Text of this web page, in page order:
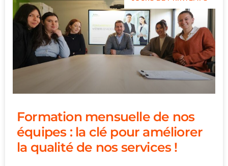
Formation mensuelle de nos
équipes : la clé pour améliorer
la qualité de nos services !